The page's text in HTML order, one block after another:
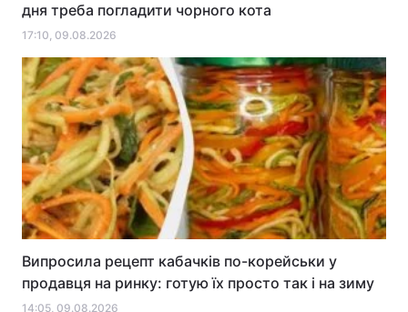
дня треба погладити чорного кота
17:10, 09.08.2026
Випросила рецепт кабачків по-корейськи у
продавця на ринку: готую їх просто так і на зиму
14:05, 09.08.2026